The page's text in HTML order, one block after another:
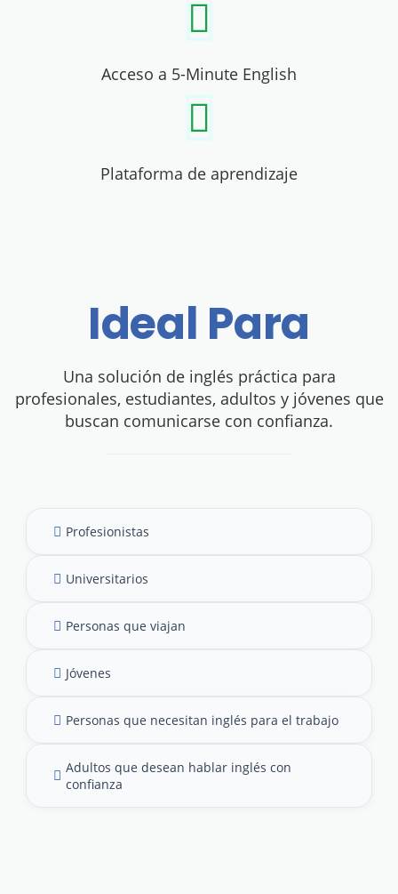
Acceso a 5-Minute English
Plataforma de aprendizaje
Ideal Para
Una solución de inglés práctica para
profesionales, estudiantes, adultos y jóvenes que
buscan comunicarse con confianza.
Profesionistas
Universitarios
Personas que viajan
Jóvenes
Personas que necesitan inglés para el trabajo
Adultos que desean hablar inglés con
confianza